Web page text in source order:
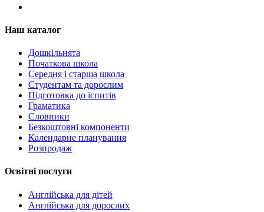
Наш каталог
Дошкільнята
Початкова школа
Середня і старша школа
Студентам та дорослим
Підготовка до іспитів
Граматика
Словники
Безкоштовні компоненти
Календарне планування
Розпродаж
Освітні послуги
Англійська для дітей
Англійська для дорослих